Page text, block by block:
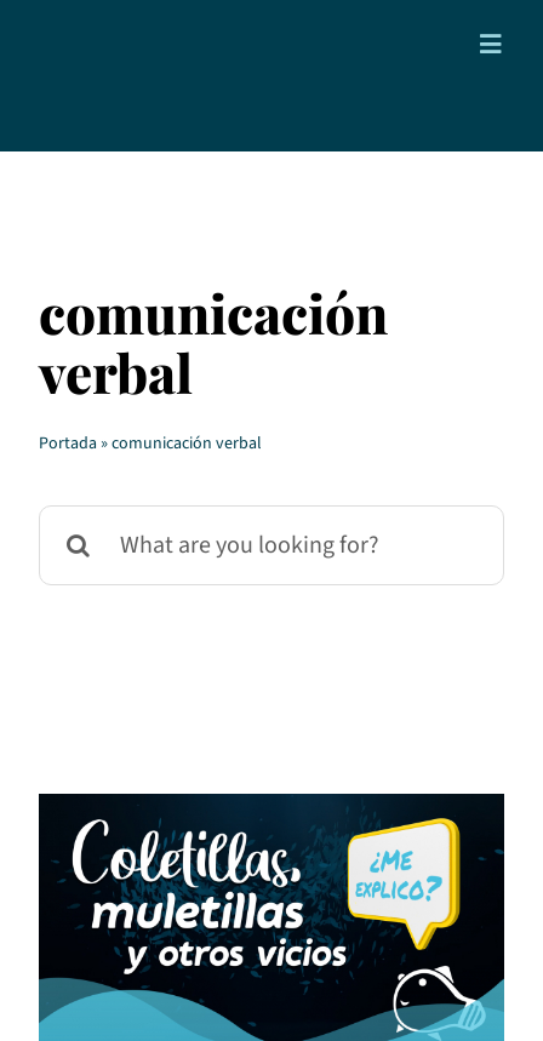
comunicación
verbal
Portada »comunicación verbal
Buscar: